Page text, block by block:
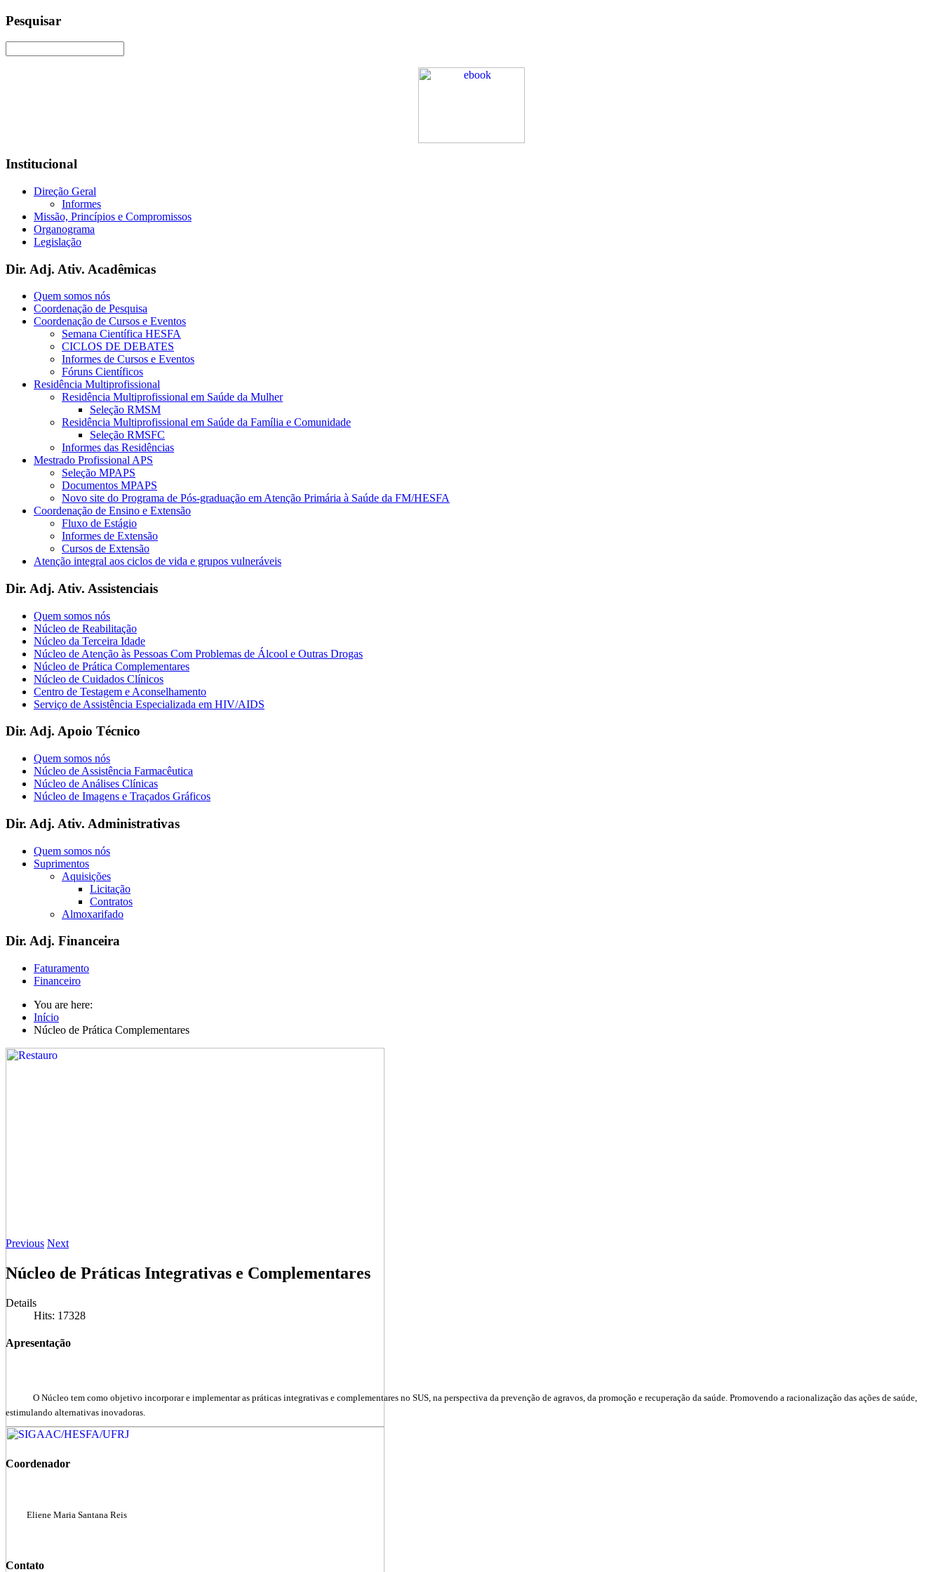
Pesquisar
Institucional
Direção Geral
Informes
Missão, Princípios e Compromissos
Organograma
Legislação
Dir. Adj. Ativ. Acadêmicas
Quem somos nós
Coordenação de Pesquisa
Coordenação de Cursos e Eventos
Semana Científica HESFA
CICLOS DE DEBATES
Informes de Cursos e Eventos
Fóruns Científicos
Residência Multiprofissional
Residência Multiprofissional em Saúde da Mulher
Seleção RMSM
Residência Multiprofissional em Saúde da Família e Comunidade
Seleção RMSFC
Informes das Residências
Mestrado Profissional APS
Seleção MPAPS
Documentos MPAPS
Novo site do Programa de Pós-graduação em Atenção Primária à Saúde da FM/HESFA
Coordenação de Ensino e Extensão
Fluxo de Estágio
Informes de Extensão
Cursos de Extensão
Atenção integral aos ciclos de vida e grupos vulneráveis
Dir. Adj. Ativ. Assistenciais
Quem somos nós
Núcleo de Reabilitação
Núcleo da Terceira Idade
Núcleo de Atenção às Pessoas Com Problemas de Álcool e Outras Drogas
Núcleo de Prática Complementares
Núcleo de Cuidados Clínicos
Centro de Testagem e Aconselhamento
Serviço de Assistência Especializada em HIV/AIDS
Dir. Adj. Apoio Técnico
Quem somos nós
Núcleo de Assistência Farmacêutica
Núcleo de Análises Clínicas
Núcleo de Imagens e Traçados Gráficos
Dir. Adj. Ativ. Administrativas
Quem somos nós
Suprimentos
Aquisições
Licitação
Contratos
Almoxarifado
Dir. Adj. Financeira
Faturamento
Financeiro
You are here:
Início
Núcleo de Prática Complementares
Previous Next
Núcleo de Práticas Integrativas e Complementares
Details
Hits: 17328
Apresentação
O Núcleo tem como objetivo incorporar e implementar as práticas integrativas e complementares no SUS, na perspectiva da prevenção de agravos, da promoção e recuperação da saúde. Promovendo a racionalização das ações de saúde,
estimulando alternativas inovadoras.
Coordenador
Eliene Maria Santana Reis
Contato